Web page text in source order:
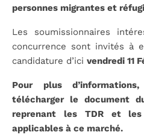
personnes migrantes et
Les soumissionnaires
concurrence sont invités à
candidature d’ici vendredi 11
Pour plus
télécharger le document
reprenant les TDR et
applicables à ce marché.